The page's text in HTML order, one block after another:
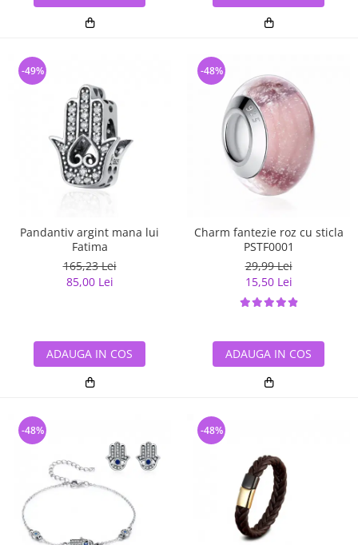
Pandantiv argint mana lui
Fatima
165,23 Lei
85,00 Lei
-49%
ADAUGA IN COS
Charm fantezie roz cu sticla
PSTF0001
29,99 Lei
15,50 Lei
-48%
ADAUGA IN COS
-48% -48%